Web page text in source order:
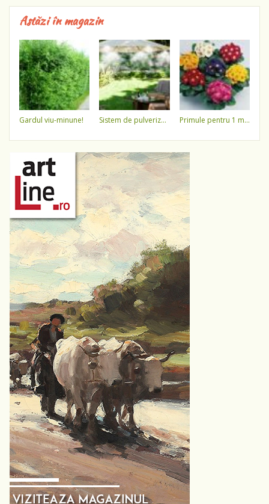
Astăzi în magazin
gardul viu-minune! sistem de pulverizare a apei primule pentru 1 martie 3,5 lei / ghiveci !!!!